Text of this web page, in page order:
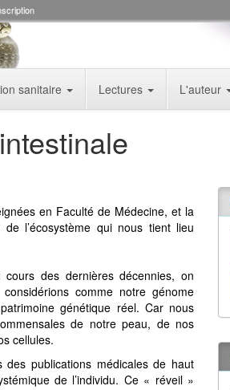
sanitaire Lectures L'auteur
en Faculté de Médecine, et la
l’écosystème qui nous tient lieu
des dernières décennies, on
comme notre génome
génétique réel. Car nous
de notre peau, de nos
cellules.
publications médicales de haut
de l’individu. Ce « réveil »